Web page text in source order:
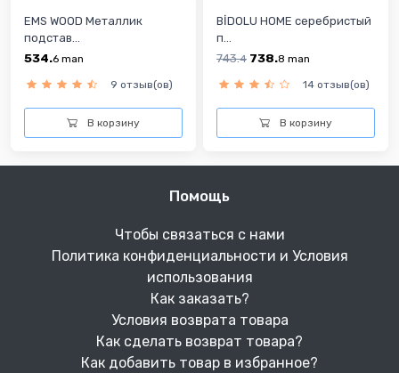
EMS WOOD Металлик
подстав...
534.6 man
9 отзыв(ов)
В корзину
BİDOLU HOME cеребристый
п...
743.4 738.8 man
14 отзыв(ов)
В корзину
Помощь
Чтобы связаться с нами
Политика конфиденциальности и Условия
использования
Как заказать?
Условия возврата товара
Как сделать возврат товара?
Как добавить товар в избранное?